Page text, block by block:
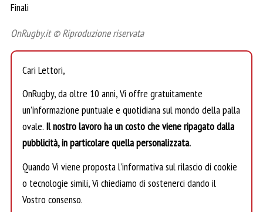
Finali
OnRugby.it © Riproduzione riservata
Cari Lettori,
OnRugby, da oltre 10 anni, Vi offre gratuitamente
un’informazione puntuale e quotidiana sul mondo della palla
ovale. Il nostro lavoro ha un costo che viene ripagato dalla
pubblicità, in particolare quella personalizzata.
Quando Vi viene proposta l’informativa sul rilascio di cookie
o tecnologie simili, Vi chiediamo di sostenerci dando il
Vostro consenso.